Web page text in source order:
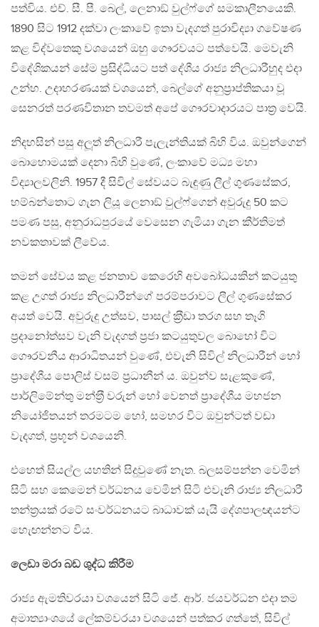
පත්විය. එච්. සී. පී. බෙල්, ලෙනාඞ් වුල්ෆ්ගේ සමකාලීනයෙකි.
1890 සිට 1912 දක්වා ලංකාවේ ඉතා වැදගත් පුරාවිද්‍යා ගවේෂණ
කළ විද්වතෙකු වශයෙන් ඔහු ගෞරවයට පත්වෙයි. මෙවැනි
විදේශිකයන් සේම ප‍්‍රසිද්ධියට පත් දේශීය රාජ්‍ය නිලධාරීහුද එදා
උන්හ. උදාහරණයක් වශයෙන්, බෙල්ගේ අනුප‍්‍රාප්තිකයා වූ
සෙනරත් පරණවිතාන තවමත් අපේ ගෞරවාදාරයට පාත‍්‍ර වෙයි.
නිදහසින් පසු අලූත් නිලධාරී පැලැන්තියක් බිහි විය. ඔවුන්ගෙන්
බොහොමයක් දෙනා බිහි වුණේ, ලංකාවේ මධ්‍ය මහා
විද්‍යාලවලිනි. 1957 දී සිවිල් සේවයට බැඳුණු ලීල් ගුණසේකර,
හම්බන්තොට ගැන ලියූ ලෙනාඞ් වුල්ෆ්ගෙන් අවුරුදු 50 කට
පමණ පසු, අනුරාධපුරයේ වෙසෙන ගැමියා ගැන කීර්තිමත්
නවකතාවක් ලීවේය.
තමන් සේවය කළ ජනතාව කෙරෙහි අවබෝධයකින් කටයුතු
කළ උගත් රාජ්‍ය නිලධාරීන්ගේ පරම්පරාවට ලීල් ගුණසේකර
අයත් වෙයි. අවුරුදු උත්සව, පාසල් ක‍්‍රීඩා තරග සහ තෑගි
ප‍්‍රදානෝත්සව වැනි වැදගත් ප‍්‍රජා කටයුතුවල බොහෝ විට
ගෞරවනීය ආරාධිතයන් වුණේ, එවැනි සිවිල් නිලධාරීන් හෝ
ප‍්‍රාදේශීය පොලිස් වසම් ප‍්‍රධානීන් ය. ඔවුන්ව සැළකුණේ,
පාර්ලිමේන්තු මන්ත‍්‍රී වරුන් හෝ වෙනත් ප‍්‍රාදේශීය මහජන
නියෝජිතයන් තරමටම හෝ, සමහර විට ඔවුන්ටත් වඩා
වැදගත්, ප‍්‍රභූන් වශයෙනි.
එහෙත් සියල්ල යහතින් සිදුවුණේ නැත. බලසම්පන්න වෙමින්
සිටි සහ කෙමෙන් වර්ධනය වෙමින් සිටි එවැනි රාජ්‍ය නිලධාරී
තන්ත‍්‍රයක් රටේ සංවර්ධනයට බාධාවක් යැයි දේශපාලඥයන්ට
හැෙඟන්නට විය.
ලෙඩා මරා බඩ ශුද්ධ කිරීම
රාජ්‍ය ඇමතිවරයා වශයෙන් සිටි ජේ. ආර්. ජයවර්ධන එදා තම
අමාත්‍යාංශයේ ලේකම්වරයා වශයෙන් පත්කර ගත්තේ, සිවිල්